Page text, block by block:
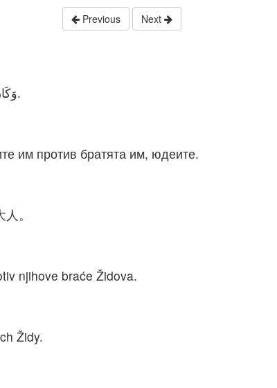
Previous Next
وَكَانَ صُرَاخُ الشَّعْبِ وَنِسَائِهِمْ عَظِيمًا عَلَى إِخْوَتِهِمِ الْيَهُودِ.
им против братята им, юдеите.
。
njihove braće Židova.
Židy.